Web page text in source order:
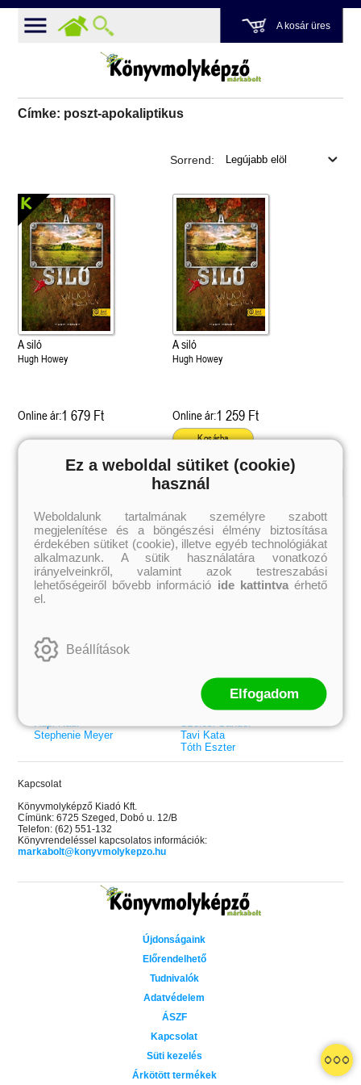
A kosár üres
Címke: poszt-apokaliptikus
Grace and Glory - Kegyelem és
dicsőség (Az Előhírnök-trilógia
Különleges éldekorált kiadás!
Bad Girl Reputation
lány (Avalon Bay 2.)
Elle Kennedy
Sorrend:
A siló
Hugh Howey
Online ár:1 679 Ft
A siló
Hugh Howey
Online ár:1 259 Ft
Kosárba
Külföldiek
Brigid Kemmerer
Cassandra Clare
Colleen Hoover
Elle Kennedy
Erin Watt
Holly Webb
Jenny Han
Leigh Bardugo
Maggie Stiefvater
Rupi Kaur
Stephenie Meyer
Magyarok
Ashley Carrigan
Benina
Bessenyei Gábor
Bodor Attila
Böszörményi Gyula
Rácz-Stefán Tibor
Róbert Katalin
Spirit Bliss
Szélesi Sándor
Tavi Kata
Tóth Eszter
Kapcsolat
Könyvmolyképző Kiadó Kft.
Címünk: 6725 Szeged, Dobó u. 12/B
Telefon: (62) 551-132
Könyvrendeléssel kapcsolatos információk:
markabolt@konyvmolykepzo.hu
Újdonságaink
Előrendelhető
Tudnivalók
Adatvédelem
ÁSZF
Kapcsolat
Süti kezelés
Árkötött termékek
Ez a weboldal sütiket (cookie)
használ
Weboldalunk tartalmának személyre szabott
megjelenítése és a böngészési élmény biztosítása
érdekében sütiket (cookie), illetve egyéb technológiákat
alkalmazunk. A sütik használatára vonatkozó
irányelveinkről, valamint azok testreszabási
lehetőségeiről bővebb információ ide kattintvaérhető
el.
Beállítások
Elfogadom